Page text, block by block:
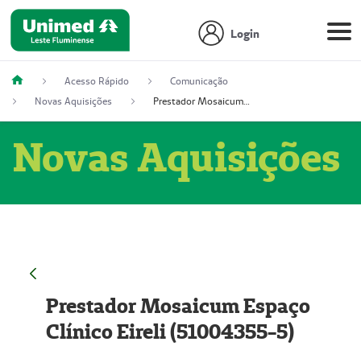
Login
Acesso Rápido
Comunicação
Novas Aquisições
Prestador Mosaicum Espaço Clínico Eireli (51004355-5)
Novas Aquisições
Prestador Mosaicum Espaço
Clínico Eireli (51004355-5)